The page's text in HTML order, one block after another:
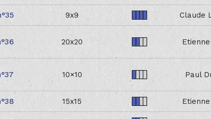
35 9x9 Claude
36 20x20
37 10×10 Paul
38 15x15